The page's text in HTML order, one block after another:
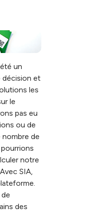
un
décision et
les
le
pas eu
ou de
nombre de
notre
SIA,
des